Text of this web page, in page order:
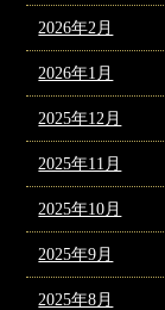
2026年2月
2026年1月
2025年12月
2025年11月
2025年10月
2025年9月
2025年8月